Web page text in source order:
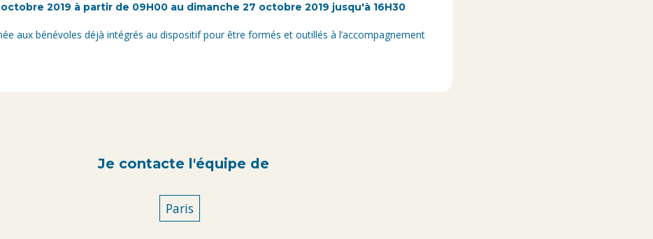
2019 à partir de 09H00 au dimanche 27 octobre 2019 jusqu'à 16H30
aux bénévoles déjà intégrés au dispositif pour être formés et outillés à l’accompagnement
Je contacte l'équipe de
Paris